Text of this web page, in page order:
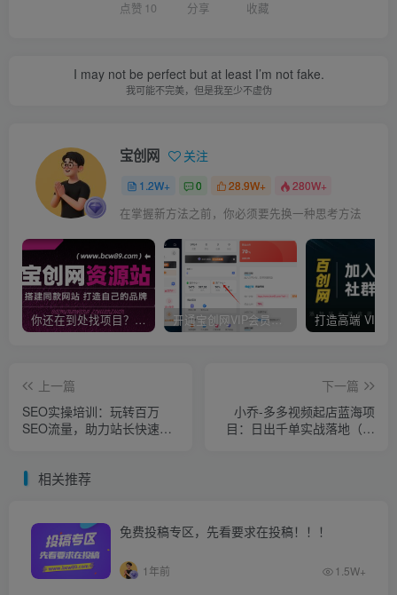
点赞 10 分享 收藏
I may not be perfect but at least I’m not fake.
我可能不完美，但是我至少不虚伪
宝创网 关注
1.2W+ 0 28.9W+ 280W+
在掌握新方法之前，你必须要先换一种思考方法
你还在到处找项目？还在当韭菜？我靠卖项目一个月收入5万+，曾经我也是个失败者。 开通宝创网VIP会员，尊享全站资源免费下载，享70%的推广提成！！【限时五折优惠】
上一篇
SEO实操培训：玩转百万
SEO流量，助力站长快速提
下一篇
小乔-多多视频起店蓝海项
目：日出千单实战落地（价
相关推荐
免费投稿专区，先看要求在投稿！！！
1年前 1.5W+